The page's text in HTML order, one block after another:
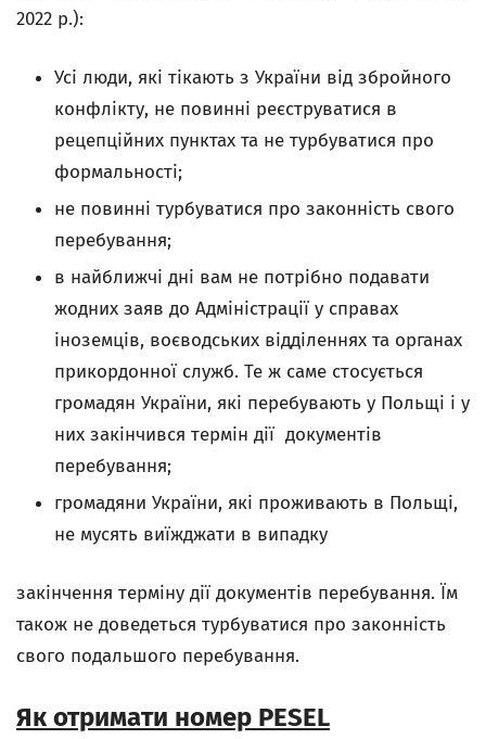
2022 р.):
Усі люди, які тікають з України від збройного
конфлікту, не повинні реєструватися в
рецепційних пунктах та не турбуватися про
формальності;
не повинні турбуватися про законність свого
перебування;
в найближчі дні вам не потрібно подавати
жодних заяв до Адміністрації у справах
іноземців, воєводських відділеннях та органах
прикордонної служб. Те ж саме стосується
громадян України, які перебувають у Польщі і у
них закінчився термін дії документів
перебування;
громадяни України, які проживають в Польщі,
не мусять виїжджати в випадку
закінчення терміну дії документів перебування. Їм
також не доведеться турбуватися про законність
свого подальшого перебування.
Як отримати номер PESEL